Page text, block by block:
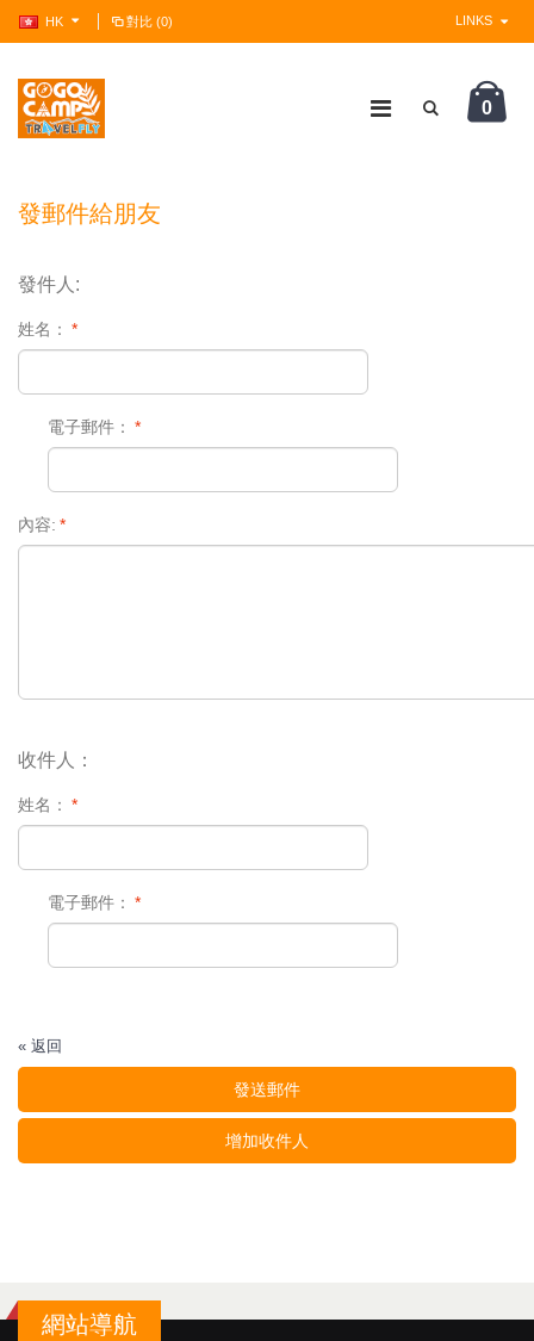
HK 對比 (0) LINKS
0
發郵件給朋友
發件人:
*
姓名：
*
電子郵件：
*
內容:
收件人：
*
姓名：
*
電子郵件：
« 返回
發送郵件
增加收件人
網站導航